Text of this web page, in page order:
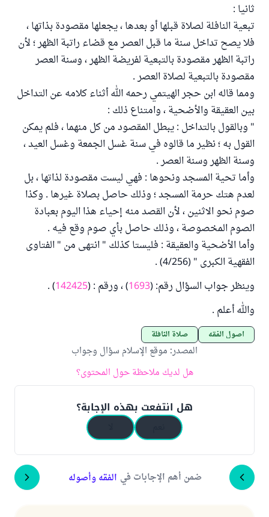
ثانيا :
تبعية النافلة لصلاة قبلها أو بعدها ، يجعلها مقصودة بذاتها ،
فلا يصح تداخل سنة ما قبل العصر مع قضاء راتبة الظهر ؛ لأن
راتبة الظهر مقصودة بالتبعية لفريضة الظهر ، وسنة العصر
مقصودة بالتبعية لصلاة العصر .
ومما قاله ابن حجر الهيتمي رحمه الله أثناء كلامه عن التداخل
بين العقيقة والأضحية ، وامتناع ذلك :
" وبالقول بالتداخل : يبطل المقصود من كل منهما ، فلم يمكن
القول به ؛ نظير ما قالوه في سنة غسل الجمعة وغسل العيد ،
وسنة الظهر وسنة العصر .
وأما تحية المسجد ونحوها : فهي ليست مقصودة لذاتها ، بل
لعدم هتك حرمة المسجد ؛ وذلك حاصل بصلاة غيرها . وكذا
صوم نحو الاثنين ، لأن القصد منه إحياء هذا اليوم بعبادة
الصوم المخصوصة ، وذلك حاصل بأي صوم وقع فيه .
وأما الأضحية والعقيقة : فليستا كذلك " انتهى من " الفتاوى
الفقهية الكبرى " (4/256) .
وينظر جواب السؤال رقم: (1693) ، ورقم : (142425
) .
والله أعلم .
أصول الفقه صلاة النافلة
المصدر: موقع الإسلام سؤال وجواب
هل لديك ملاحظة حول المحتوى؟
هل انتفعت بهذه الإجابة؟
ضمن أهم الإجابات في الفقه وأصوله